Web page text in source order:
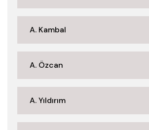
A. Kambal
A. Özcan
A. Yıldırım